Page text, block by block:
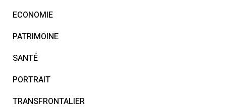
ECONOMIE
PATRIMOINE
SANTÉ
PORTRAIT
TRANSFRONTALIER